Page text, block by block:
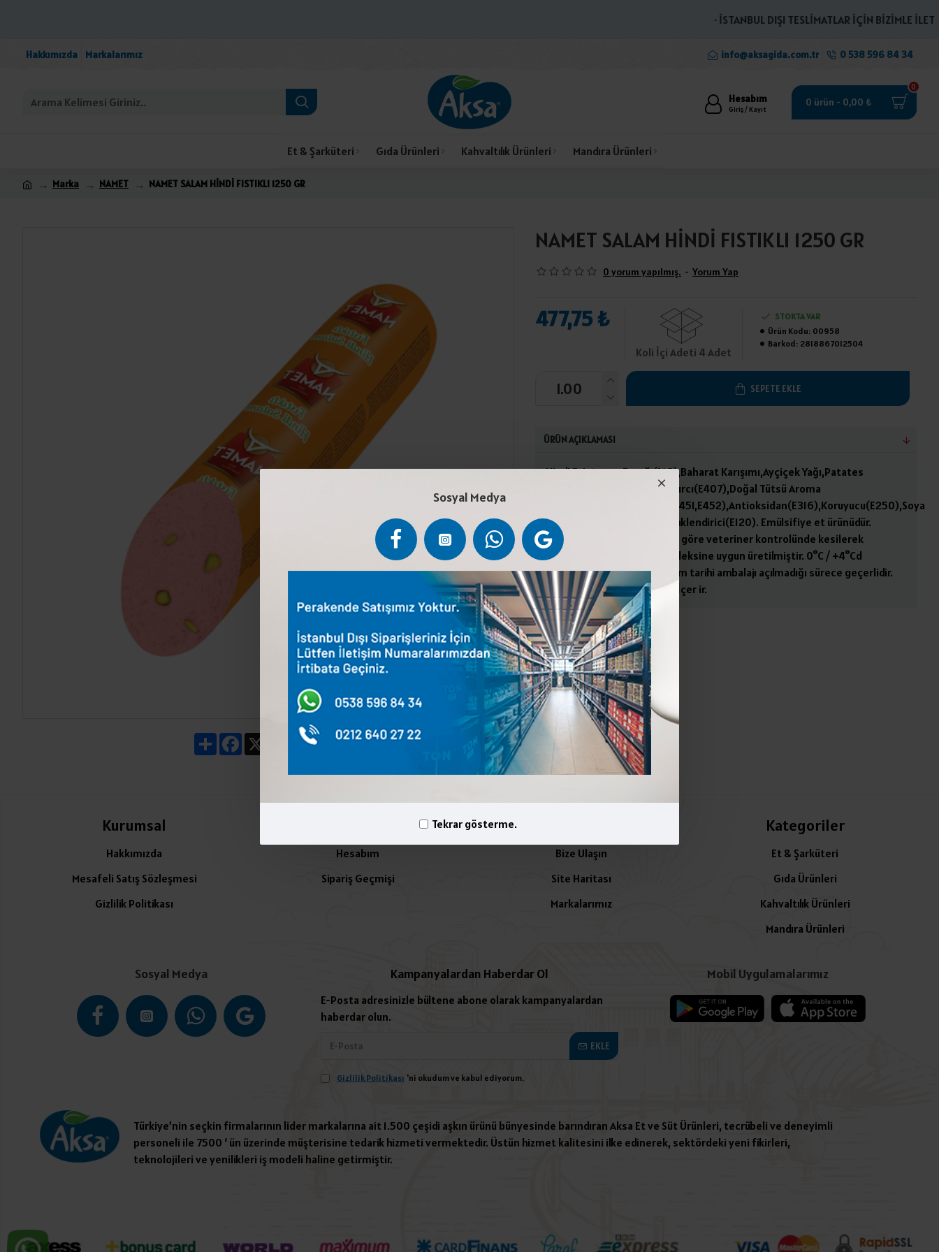
Sosyal Medya
Tekrar gösterme.
· İSTANBUL DIŞI TESLİMATLAR İÇİN BİZİMLE
Hakkımızda Markalarımız info@aksagida.com.tr 0 538 596 84 34
Hesabım
Giriş / Kayıt
0 ürün - 0,00 ₺
0
Et & Şarküteri Gıda Ürünleri Kahvaltılık Ürünleri Mandıra Ürünleri
Marka NAMET NAMET SALAM HİNDİ FISTIKLI 1250 GR
ShareFacebook Pinterest
WhatsApp
Email
NAMET SALAM HİNDİ FISTIKLI 1250 GR
0 yorum yapılmış. - Yorum Yap
477,75 ₺
Koli İçi Adeti 4 Adet
STOKTA VAR
Ürün Kodu: 00958
Barkod: 2818867012504
SEPETE EKLE
ÜRÜN AÇIKLAMASI
Hindi Eti, Antep Fıstığı(%3),Baharat Karışımı,Ayçiçek Yağı,Patates
Nişastası,Tuz,Su,Kıvam Arttırcı(E407),Doğal Tütsü Aroma
Verici,Sarımsak,Stabilizör(E451,E452),Antioksidan(E316),Koruyucu(E250),Soya
Proteini,Süt Proteini Ve Renklendirici(E120). Emülsifiye et ürünüdür.
Ürünlerimiz İslami koşullara göre veteriner kontrolünde kesilerek
hazırlanmıştır. Türk gıda kodeksine uygun üretilmiştir. 0°C / +4°Cd
muhafaza Ediniz. Son tüketim tarihi ambalajı açılmadığı sürece geçerlidir.
Soya Proteini,Laktoz,Fıstık İçer ir.
Kurumsal
Hakkımızda
Mesafeli Satış Sözleşmesi
Gizlilik Politikası
Hesabım
Sipariş Geçmişi
Bize Ulaşın
Site Haritası
Markalarımız
Kategoriler
Et & Şarküteri
Gıda Ürünleri
Kahvaltılık Ürünleri
Mandıra Ürünleri
Sosyal Medya Kampanyalardan Haberdar Ol
E-Posta adresinizle bültene abone olarak kampanyalardan
haberdar olun.
EKLE
Gizlilik Politikası 'ni okudum ve kabul ediyorum.
Mobil Uygulamalarımız
Türkiye’nin seçkin firmalarının lider markalarına ait 1.500 çeşidi aşkın ürünü bünyesinde barındıran Aksa Et ve Süt Ürünleri, tecrübeli ve deneyimli
personeli ile 7500 ‘ ün üzerinde müşterisine tedarik hizmeti vermektedir. Üstün hizmet kalitesini ilke edinerek, sektördeki yeni fikirleri,
teknolojileri ve yenilikleri iş modeli haline getirmiştir.